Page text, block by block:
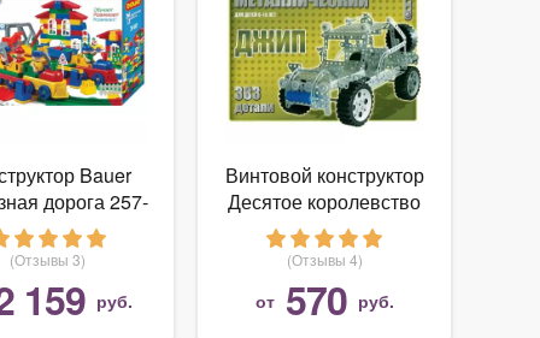
Bauer
дорога 257-
340
(Отзывы 3)
159 руб.
Винтовой конструктор
Десятое королевство
Как раньше 00955
Джип
(Отзывы 4)
от 570 руб.